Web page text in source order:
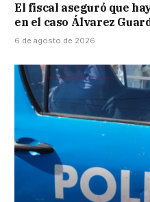
El fiscal aseguró que
en el caso Álvarez
6 de agosto de 2026